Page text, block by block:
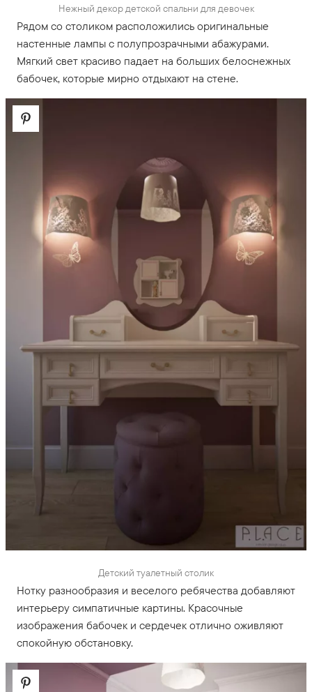
Нежный декор детской спальни для девочек
Рядом со столиком расположились оригинальные
настенные лампы с полупрозрачными абажурами.
Мягкий свет красиво падает на больших белоснежных
бабочек, которые мирно отдыхают на стене.
Детский туалетный столик
Нотку разнообразия и веселого ребячества добавляют
интерьеру симпатичные картины. Красочные
изображения бабочек и сердечек отлично оживляют
спокойную обстановку.